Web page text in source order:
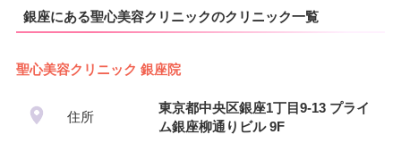
銀座にある聖心美容クリニックのクリニック一覧
聖心美容クリニック 銀座院
住所
東京都中央区銀座1丁目9-13 プライ
ム銀座柳通りビル 9F